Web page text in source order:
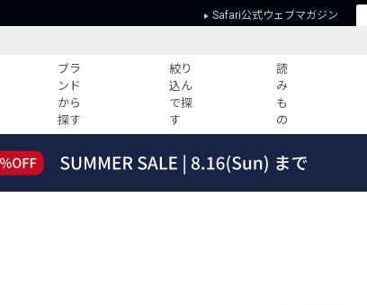
Safari公式ウェブマガジン
ブラ
ンド
から
探す
絞り
込ん
で探
す
読
み
も
の
すべての記事